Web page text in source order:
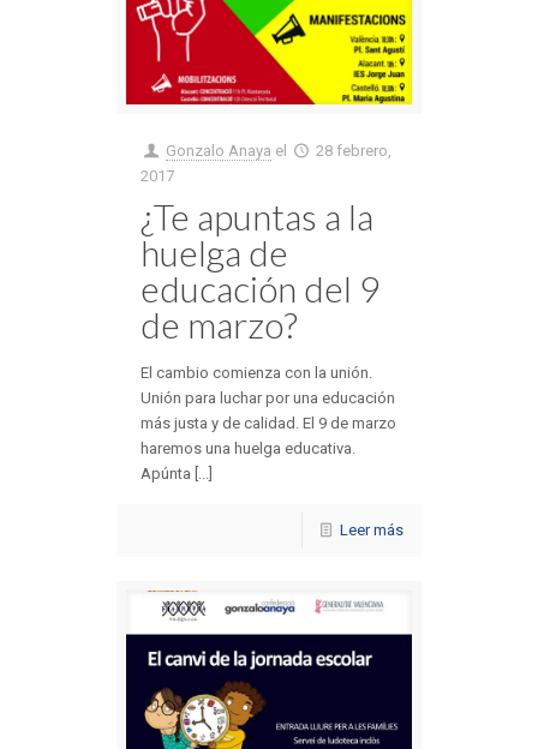
Gonzalo Anaya el
28 febrero,
2017
¿Te apuntas a la
huelga de
educación del 9
de marzo?
El cambio comienza con la unión.
Unión para luchar por una educación
más justa y de calidad. El 9 de marzo
haremos una huelga educativa.
Apúnta [...]
Leer más